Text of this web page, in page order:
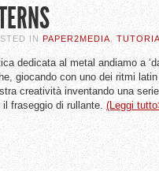
INPAPER2MEDIA ,
dedicata al metal andiamo a
giocando con uno dei ritmi
creatività inventando una
fraseggio di rullante.(Leggi